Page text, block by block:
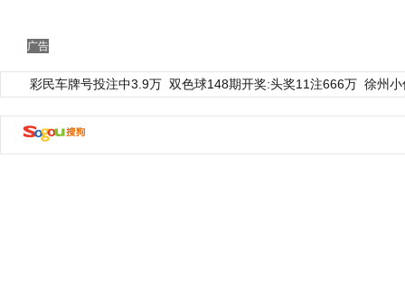
广告
彩民车牌号投注中3.9万 双色球148期开奖:头奖11注666万 徐州